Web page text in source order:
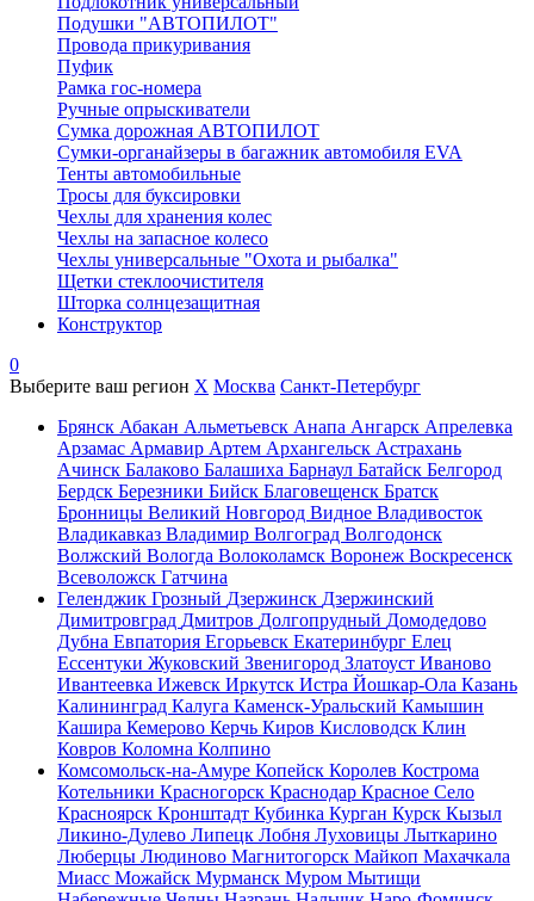
Подушки "АВТОПИЛОТ"
Провода прикуривания
Пуфик
Рамка гос-номера
Ручные опрыскиватели
Сумка дорожная АВТОПИЛОТ
Сумки-органайзеры в багажник автомобиля EVA
Тенты автомобильные
Тросы для буксировки
Чехлы для хранения колес
Чехлы на запасное колесо
Чехлы универсальные "Охота и рыбалка"
Щетки стеклоочистителя
Шторка солнцезащитная
Конструктор
0
Выберите ваш регион X Москва Санкт-Петербург
Брянск Абакан Альметьевск Анапа Ангарск Апрелевка
Арзамас Армавир Артем Архангельск Астрахань
Ачинск Балаково Балашиха Барнаул Батайск Белгород
Бердск Березники Бийск Благовещенск Братск
Бронницы Великий Новгород Видное Владивосток
Владикавказ Владимир Волгоград Волгодонск
Волжский Вологда Волоколамск Воронеж Воскресенск
Всеволожск Гатчина
Геленджик Грозный Дзержинск Дзержинский
Димитровград Дмитров Долгопрудный Домодедово
Дубна Евпатория Егорьевск Екатеринбург Елец
Ессентуки Жуковский Звенигород Златоуст Иваново
Ивантеевка Ижевск Иркутск Истра Йошкар-Ола Казань
Калининград Калуга Каменск-Уральский Камышин
Кашира Кемерово Керчь Киров Кисловодск Клин
Ковров Коломна Колпино
Комсомольск-на-Амуре Копейск Королев Кострома
Котельники Красногорск Краснодар Красное Село
Красноярск Кронштадт Кубинка Курган Курск Кызыл
Ликино-Дулево Липецк Лобня Луховицы Лыткарино
Люберцы Людиново Магнитогорск Майкоп Махачкала
Миасс Можайск Мурманск Муром Мытищи